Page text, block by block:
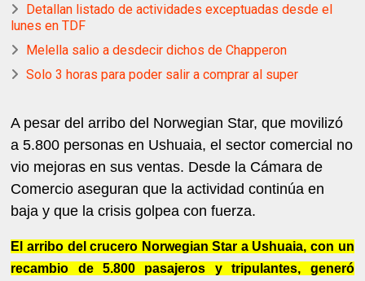
Detallan listado de actividades exceptuadas desde el
lunes en TDF
Melella salio a desdecir dichos de Chapperon
Solo 3 horas para poder salir a comprar al super
A pesar del arribo del Norwegian Star, que movilizó
a 5.800 personas en Ushuaia, el sector comercial no
vio mejoras en sus ventas. Desde la Cámara de
Comercio aseguran que la actividad continúa en
baja y que la crisis golpea con fuerza.
El arribo del crucero Norwegian Star a Ushuaia, con un
recambio de 5.800 pasajeros y tripulantes, generó